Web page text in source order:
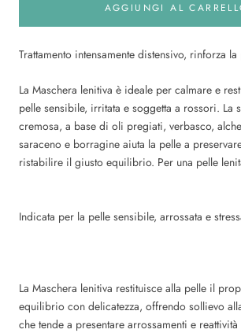
AGGIUNGI AL
Trattamento intensamente distensivo, rinforza
La Maschera lenitiva è ideale per calmare e
pelle sensibile, irritata e soggetta a rossori. La
cremosa, a base di oli pregiati, verbasco,
saraceno e borragine aiuta la pelle a
ristabilire il giusto equilibrio. Per una pelle
Indicata per la pelle sensibile, arrossata e
La Maschera lenitiva restituisce alla pelle il
equilibrio con delicatezza, offrendo sollievo
che tende a presentare arrossamenti e